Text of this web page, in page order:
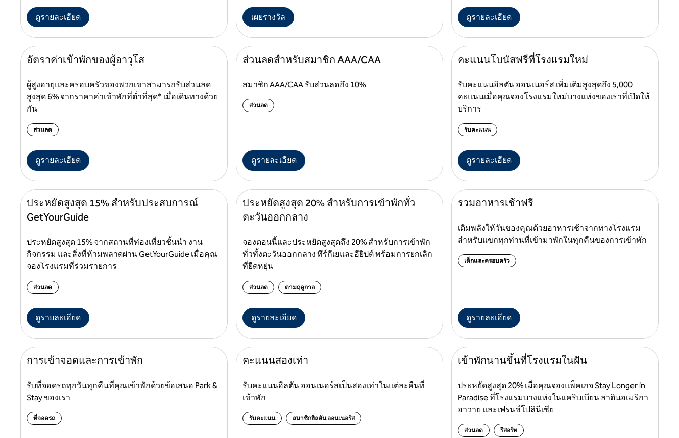
ดูรายละเอียด เผยรางวัล ดูรายละเอียด
อัตราค่าเข้าพักของผู้อาวุโส
ผู้สูงอายุและครอบครัวของพวกเขาสามารถรับส่วนลด
สูงสุด 6% จากราคาค่าเข้าพักที่ต่ำที่สุด* เมื่อเดินทางด้วย
กัน
ส่วนลด
ดูรายละเอียด
ส่วนลดสําหรับสมาชิก AAA/CAA
สมาชิก AAA/CAA รับส่วนลดถึง 10%
ส่วนลด
ดูรายละเอียด
คะแนนโบนัสฟรีที่โรงแรมใหม่
รับคะแนนฮิลตัน ออนเนอร์ส เพิ่มเติมสูงสุดถึง 5,000
คะแนนเมื่อคุณจองโรงแรมใหม่บางแห่งของเราที่เปิดให้
บริการ
รับคะแนน
ดูรายละเอียด
ประหยัดสูงสุด 15% สําหรับประสบการณ์
GetYourGuide
ประหยัดสูงสุด 15% จากสถานที่ท่องเที่ยวชั้นนํา งาน
กิจกรรม และสิ่งที่ห้ามพลาดผ่าน GetYourGuide เมื่อคุณ
จองโรงแรมที่ร่วมรายการ
ส่วนลด
ดูรายละเอียด
ประหยัดสูงสุด 20% สําหรับการเข้าพักทั่ว
ตะวันออกกลาง
จองตอนนี้และประหยัดสูงสุดถึง 20% สําหรับการเข้าพัก
ทั่วทั้งตะวันออกกลาง ทึร์กีเยและอียิปต์ พร้อมการยกเลิก
ที่ยืดหยุ่น
ส่วนลด ตามฤดูกาล
ดูรายละเอียด
รวมอาหารเช้าฟรี
เติมพลังให้วันของคุณด้วยอาหารเช้าจากทางโรงแรม
สำหรับแขกทุกท่านที่เข้ามาพักในทุกคืนของการเข้าพัก
เด็กและครอบครัว
ดูรายละเอียด
การเข้าจอดและการเข้าพัก
รับที่จอดรถทุกวันทุกคืนที่คุณเข้าพักด้วยข้อเสนอ Park &
Stay ของเรา
ที่จอดรถ
คะแนนสองเท่า
รับคะแนนฮิลตัน ออนเนอร์สเป็นสองเท่าในแต่ละคืนที่
เข้าพัก
รับคะแนน สมาชิกฮิลตัน ออนเนอร์ส
เข้าพักนานขึ้นที่โรงแรมในฝัน
ประหยัดสูงสุด 20% เมื่อคุณจองแพ็คเกจ Stay Longer in
Paradise ที่โรงแรมบางแห่งในแคริบเบียน ลาตินอเมริกา
ฮาวาย และเฟรนช์โปลินีเซีย
ส่วนลด รีสอร์ท